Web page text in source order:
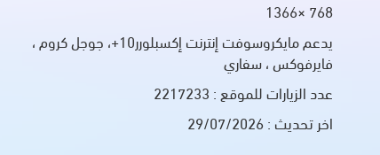
768 ×1366
يدعم مايكروسوفت إنترنت إكسبلورر10+، جوجل كروم ،
فايرفوكس ، سفاري
عدد الزيارات للموقع : 2217233
اخر تحديث : 29/07/2026